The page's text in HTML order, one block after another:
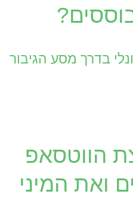
בדרך מסע הגיבור
הווטסאפ
ואת המיני